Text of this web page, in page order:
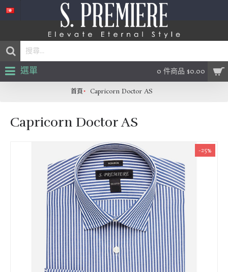
0 件商品 $0.00
選單
首頁 Capricorn Doctor AS
Capricorn Doctor AS
-25%